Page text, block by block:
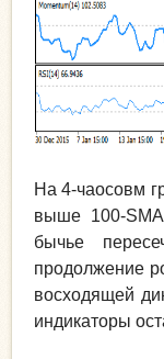
На 4-чаосовм
выше 100-
бычье
продолжение
восходящей
индикаторы